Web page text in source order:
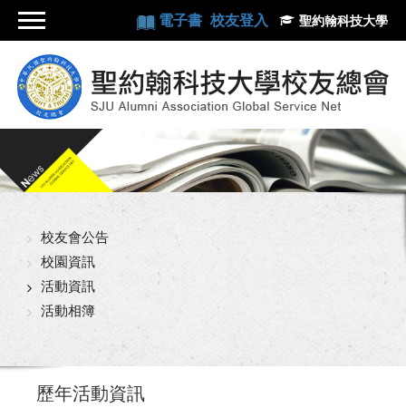
電子書 校友登入 聖約翰科技大學
校友會公告
校園資訊
活動資訊
活動相簿
歷年活動資訊